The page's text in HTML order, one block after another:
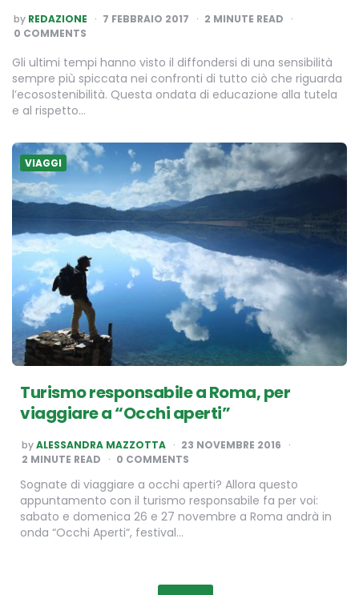
POSTED
BY
by REDAZIONE 7 FEBBRAIO 2017 2 MINUTE READ
0 COMMENTS
Gli ultimi tempi hanno visto il diffondersi di una sensibilità
sempre più spiccata nei confronti di tutto ciò che riguarda
l’ecosostenibilità. Questa ondata di educazione alla tutela
e al rispetto…
VIAGGI
Turismo responsabile a Roma, per
viaggiare a “Occhi aperti”
POSTED
BY
byALESSANDRA MAZZOTTA
23 NOVEMBRE 2016
2 MINUTE READ 0 COMMENTS
Sognate di viaggiare a occhi aperti? Allora questo
appuntamento con il turismo responsabile fa per voi:
sabato e domenica 26 e 27 novembre a Roma andrà in
onda “Occhi Aperti“, festival…